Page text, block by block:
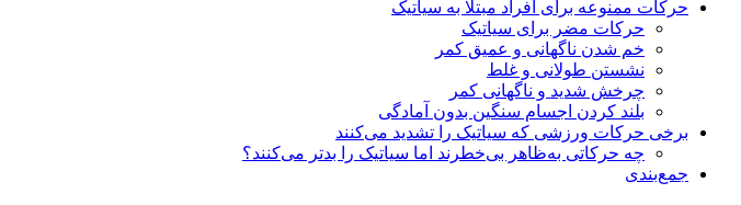
حرکات ممنوعه برای افراد مبتلا به سیاتیک
حرکات مضر برای سیاتیک
خم شدن ناگهانی و عمیق کمر
نشستن طولانی و غلط
چرخش شدید و ناگهانی کمر
بلند کردن اجسام سنگین بدون آمادگی
برخی حرکات ورزشی که سیاتیک را تشدید می‌کنند
چه حرکاتی به‌ظاهر بی‌خطرند اما سیاتیک را بدتر می‌کنند؟
جمع‌بندی